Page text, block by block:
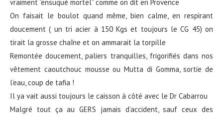
vraiment “ensuqué mortel” comme on dit en Provence
On faisait le boulot quand même, bien calme, en respirant
doucement ( un tri acier à 150 Kgs et toujours le CG 45) on
tirait la grosse chaîne et on ammarait la torpille
Remontée doucement, paliers tranquilles, frigorifiés dans nos
vêtement caoutchouc mousse ou Mutta di Gomma, sortie de
l’eau, coup de tafia !
Il ya vait aussi toujours le caisson à côté avec le Dr Cabarrou
Malgré tout ça au GERS jamais d’accident, sauf ceux des